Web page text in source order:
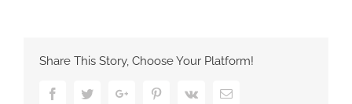
第
Share This Story, Choose Your Platform!
FacebookTwitterGoogle+ PinterestVk Email